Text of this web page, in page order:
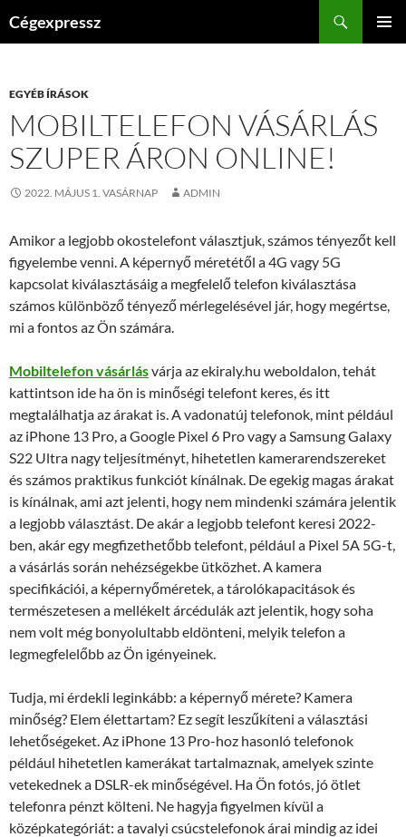
Cégexpressz
EGYÉB ÍRÁSOK
MOBILTELEFON VÁSÁRLÁS
SZUPER ÁRON ONLINE!
2022. MÁJUS 1. VASÁRNAP ADMIN
Amikor a legjobb okostelefont választjuk, számos tényezőt kell
figyelembe venni. A képernyő méretétől a 4G vagy 5G
kapcsolat kiválasztásáig a megfelelő telefon kiválasztása
számos különböző tényező mérlegelésével jár, hogy megértse,
mi a fontos az Ön számára.
Mobiltelefon vásárlásvárja az ekiraly.hu weboldalon, tehát
kattintson ide ha ön is minőségi telefont keres, és itt
megtalálhatja az árakat is. A vadonatúj telefonok, mint például
az iPhone 13 Pro, a Google Pixel 6 Pro vagy a Samsung Galaxy
S22 Ultra nagy teljesítményt, hihetetlen kamerarendszereket
és számos praktikus funkciót kínálnak. De egekig magas árakat
is kínálnak, ami azt jelenti, hogy nem mindenki számára jelentik
a legjobb választást. De akár a legjobb telefont keresi 2022-
ben, akár egy megfizethetőbb telefont, például a Pixel 5A 5G-t,
a vásárlás során nehézségekbe ütközhet. A kamera
specifikációi, a képernyőméretek, a tárolókapacitások és
természetesen a mellékelt árcédulák azt jelentik, hogy soha
nem volt még bonyolultabb eldönteni, melyik telefon a
legmegfelelőbb az Ön igényeinek.
Tudja, mi érdekli leginkább: a képernyő mérete? Kamera
minőség? Elem élettartam? Ez segít leszűkíteni a választási
lehetőségeket. Az iPhone 13 Pro-hoz hasonló telefonok
például hihetetlen kamerákat tartalmaznak, amelyek szinte
vetekednek a DSLR-ek minőségével. Ha Ön fotós, jó ötlet
telefonra pénzt költeni. Ne hagyja figyelmen kívül a
középkategóriát: a tavalyi csúcstelefonok árai mindig az idei